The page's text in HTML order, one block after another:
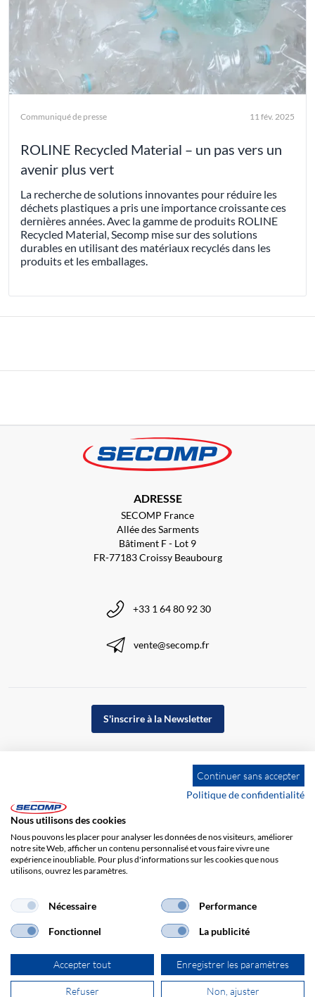
Communiqué de presse 11 fév. 2025
ROLINE Recycled Material – un pas vers un
avenir plus vert
La recherche de solutions innovantes pour réduire les
déchets plastiques a pris une importance croissante ces
dernières années. Avec la gamme de produits ROLINE
Recycled Material, Secomp mise sur des solutions
durables en utilisant des matériaux recyclés dans les
produits et les emballages.
ADRESSE
SECOMP France
Allée des Sarments
Bâtiment F - Lot 9
FR-77183 Croissy Beaubourg
+33 1 64 80 92 30
vente@secomp.fr
S'inscrire à la Newsletter
Impression Responsabilité
© 2026 SECOMP France SARL. Tous droits réservés.
Continuer sans accepter
Politique de confidentialité
Nous utilisons des cookies
Nous pouvons les placer pour analyser les données de nos visiteurs, améliorer
notre site Web, afficher un contenu personnalisé et vous faire vivre une
expérience inoubliable. Pour plus d'informations sur les cookies que nous
utilisons, ouvrez les paramètres.
Nécessaire Performance
Fonctionnel La publicité
Accepter tout Enregistrer les paramètres
Refuser Non, ajuster